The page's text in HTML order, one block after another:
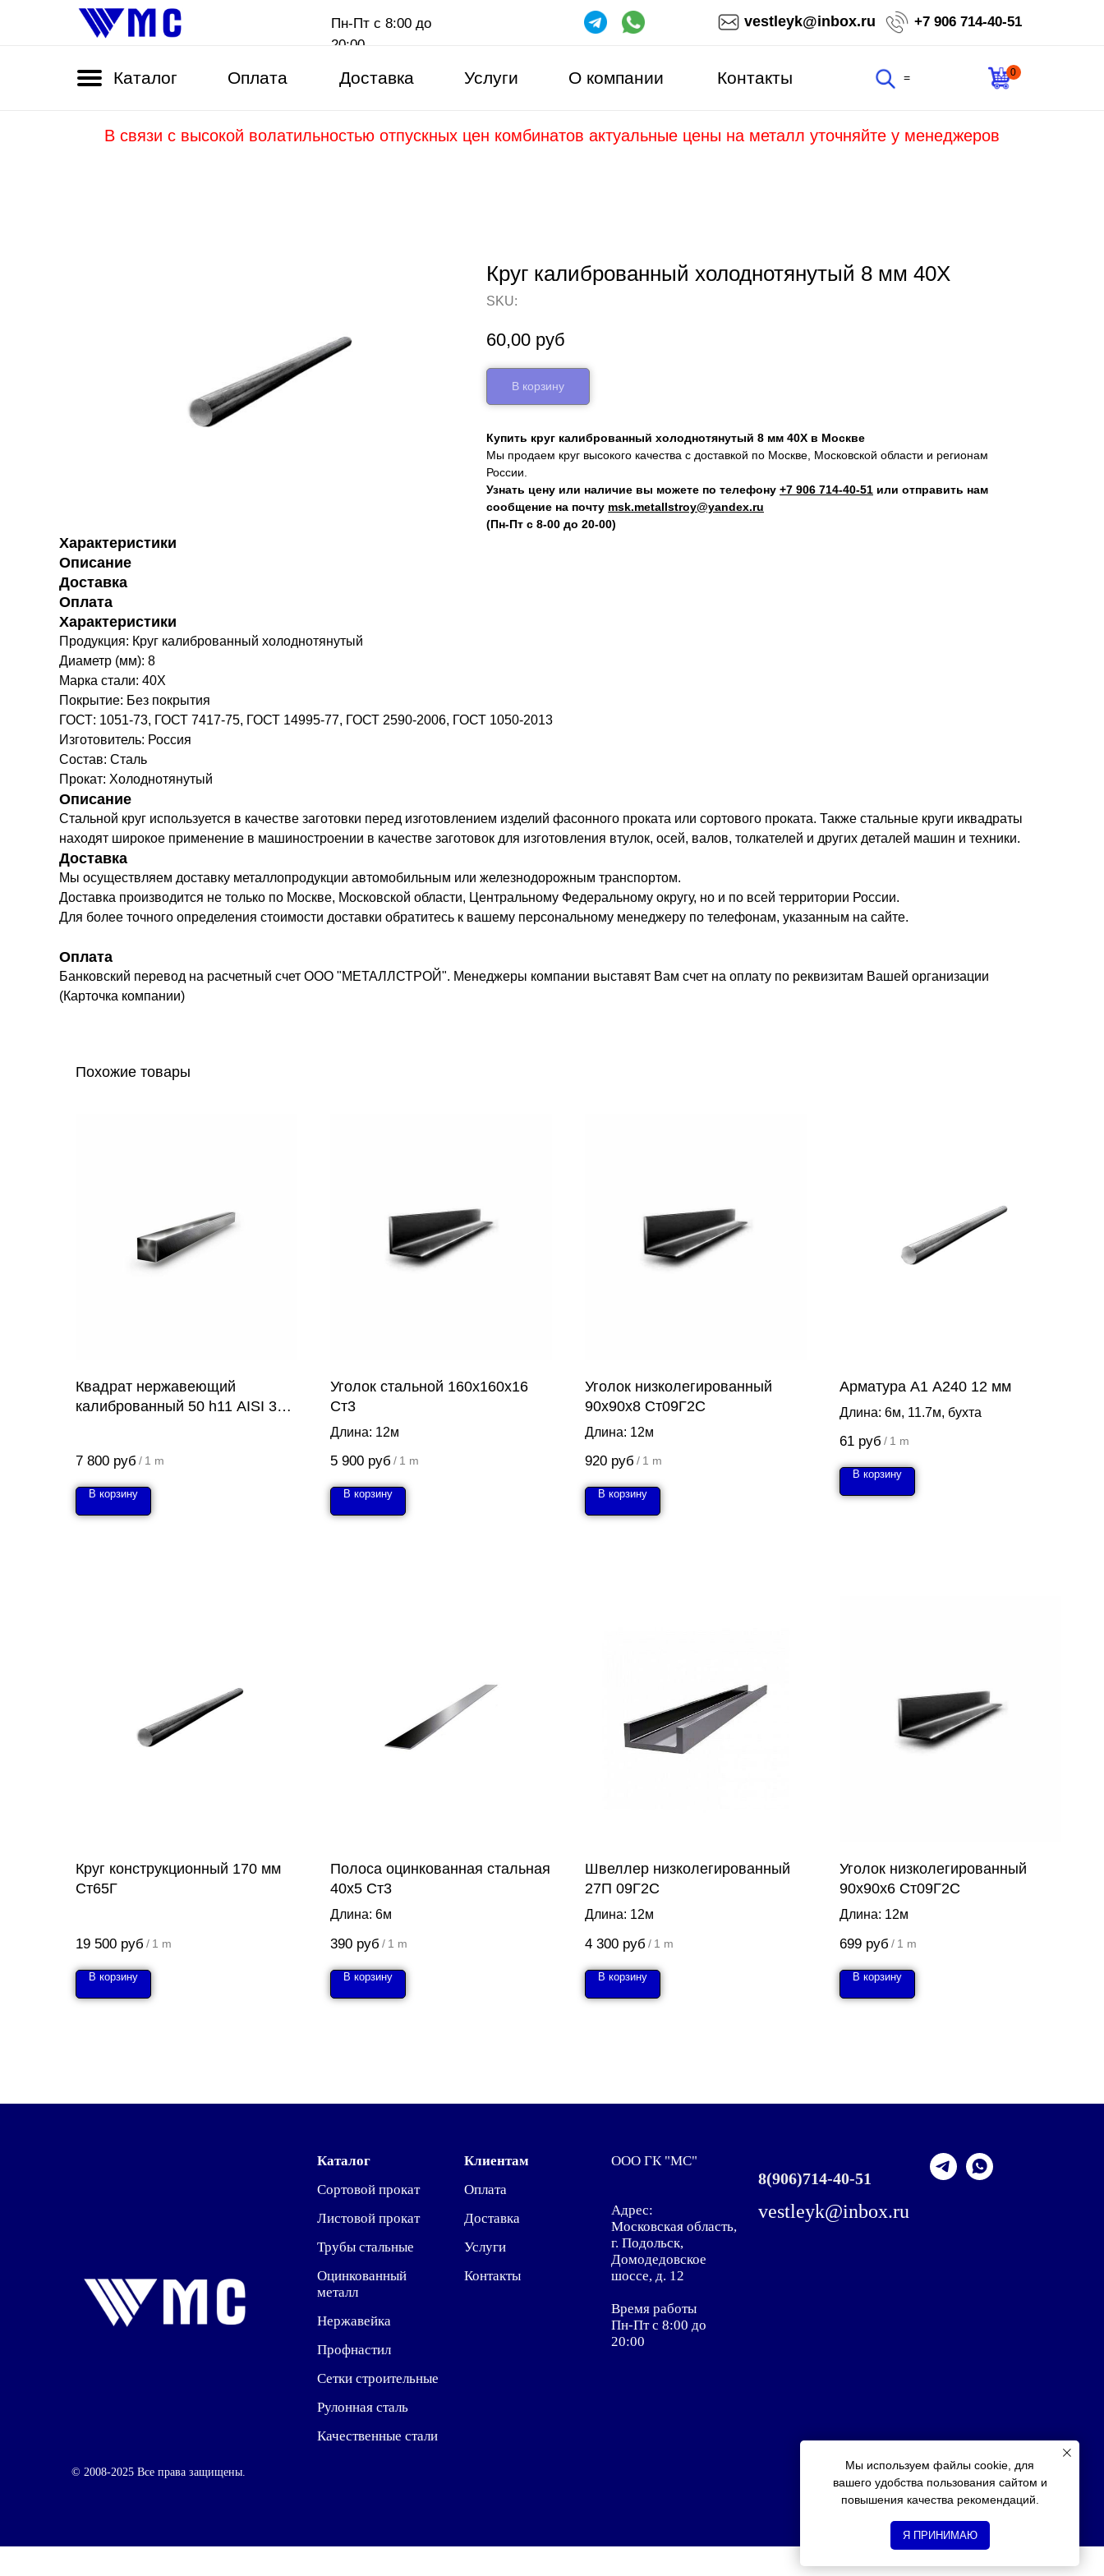
+7 906 714-40-51
vestleyk@inbox.ru
Пн-Пт с 8:00 до
20:00
= 0
Каталог Доставка Услуги Контакты
О компании
Оплата
В связи с высокой волатильностью отпускных цен комбинатов актуальные цены на металл уточняйте у менеджеров
Мы используем файлы cookie, для
вашего удобства пользования сайтом и
повышения качества рекомендаций.
Я ПРИНИМАЮ
Круг калиброванный холоднотянутый 8 мм 40Х
SKU:
60,00 руб
В корзину
Купить круг калиброванный холоднотянутый 8 мм 40Х в Москве
Мы продаем круг высокого качества с доставкой по Москве, Московской области и регионам
России.
Узнать цену или наличие вы можете по телефону +7 906 714‑40-51 или отправить нам
сообщение на почту msk.metallstroy@yandex.ru
(Пн-Пт с 8-00 до 20-00)
Характеристики
Описание
Доставка
Оплата
Характеристики
Продукция: Круг калиброванный холоднотянутый
Диаметр (мм): 8
Марка стали: 40Х
Покрытие: Без покрытия
ГОСТ: 1051-73, ГОСТ 7417-75, ГОСТ 14995-77, ГОСТ 2590-2006, ГОСТ 1050-2013
Изготовитель: Россия
Состав: Сталь
Прокат: Холоднотянутый
Описание
Стальной круг используется в качестве заготовки перед изготовлением изделий фасонного проката или сортового проката. Также стальные круги иквадраты
находят широкое применение в машиностроении в качестве заготовок для изготовления втулок, осей, валов, толкателей и других деталей машин и техники.
Доставка
Мы осуществляем доставку металлопродукции автомобильным или железнодорожным транспортом.
Доставка производится не только по Москве, Московской области, Центральному Федеральному округу, но и по всей территории России.
Для более точного определения стоимости доставки обратитесь к вашему персональному менеджеру по телефонам, указанным на сайте.
Оплата
Банковский перевод на расчетный счет ООО "МЕТАЛЛСТРОЙ". Менеджеры компании выставят Вам счет на оплату по реквизитам Вашей организации
(Карточка компании)
Похожие товары
Квадрат нержавеющий
калиброванный 50 h11 AISI 304
7 800 руб / 1 m
В корзину
Уголок стальной 160х160х16
Ст3
Длина: 12м
5 900 руб / 1 m
В корзину
Уголок низколегированный
90х90х8 Ст09Г2С
Длина: 12м
920 руб / 1 m
В корзину
Арматура А1 А240 12 мм
Длина: 6м, 11.7м, бухта
61 руб / 1 m
В корзину
Круг конструкционный 170 мм
Ст65Г
19 500 руб / 1 m
В корзину
Полоса оцинкованная стальная
40х5 Ст3
Длина: 6м
390 руб / 1 m
В корзину
Швеллер низколегированный
27П 09Г2С
Длина: 12м
4 300 руб / 1 m
В корзину
Уголок низколегированный
90х90х6 Ст09Г2С
Длина: 12м
699 руб / 1 m
В корзину
© 2008-2025 Все права защищены.
Каталог
Сортовой прокат
Листовой прокат
Трубы стальные
Оцинкованный
металл
Нержавейка
Профнастил
Сетки строительные
Рулонная сталь
Качественные стали
Клиентам
Оплата
Доставка
Услуги
Контакты
ООО ГК "МС"
Адрес:
Московская область,
г. Подольск,
Домодедовское
шоссе, д. 12
Время работы
Пн-Пт с 8:00 до
20:00
8(906)714-40-51
vestleyk@inbox.ru